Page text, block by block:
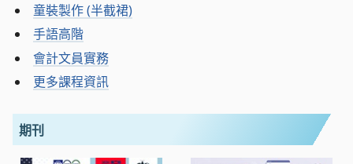
童裝製作 (半截裙)
手語高階
會計文員實務
更多課程資訊
期刊